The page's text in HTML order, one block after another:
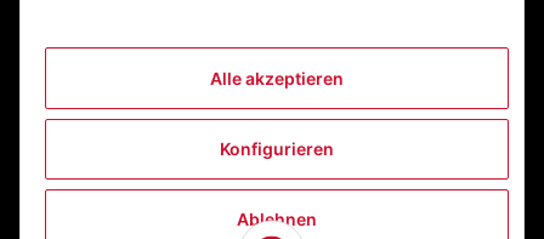
Alle akzeptieren
Konfigurieren
Ablehnen
Informationen